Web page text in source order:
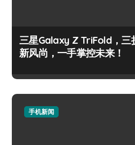
三星Galaxy Z TriFold，三
新风尚，一手掌控未来！
手机新闻